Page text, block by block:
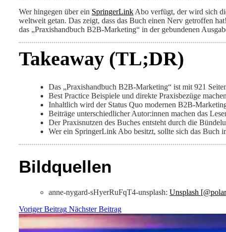
Wer hingegen über ein SpringerLink Abo verfügt, der wird sich
weltweit getan. Das zeigt, dass das Buch einen Nerv getroffen
das „Praxishandbuch B2B-Marketing“ in der gebundenen
Takeaway (TL;DR)
Das „Praxishandbuch B2B-Marketing“ ist mit 921
Best Practice Beispiele und direkte Praxisbezüge
Inhaltlich wird der Status Quo modernen B2B-
Beiträge unterschiedlicher Autor:innen machen das
Der Praxisnutzen des Buches entsteht durch die
Wer ein SpringerLink Abo besitzt, sollte sich das Buch
Bildquellen
anne-nygard-sHyerRuFqT4-unsplash: Unsplash
Voriger Beitrag Nächster Beitrag